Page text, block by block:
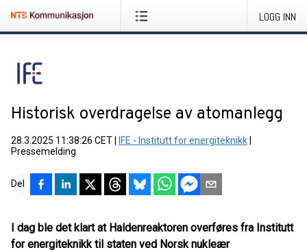
LOGG INN
Historisk overdragelse av atomanlegg
28.3.2025 11:38:26 CET IFE - Institutt for energiteknikk
Pressemelding
Del
I dag ble det klart at Haldenreaktoren overføres fra Institutt
for energiteknikk til staten ved Norsk nukleær